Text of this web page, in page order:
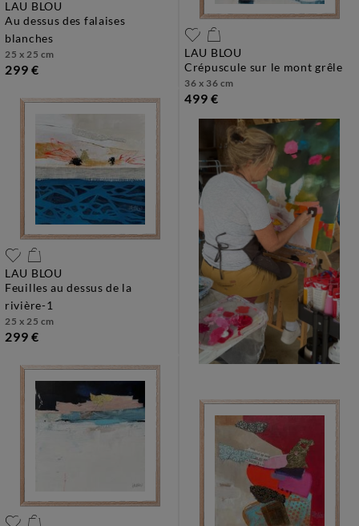
LAU BLOU
au dessus des falaises
blanches
25 x 25 cm
299 €
LAU BLOU
crépuscule sur le mont grêle
36 x 36 cm
499 €
LAU BLOU
feuilles au dessus de la
rivière-1
25 x 25 cm
299 €